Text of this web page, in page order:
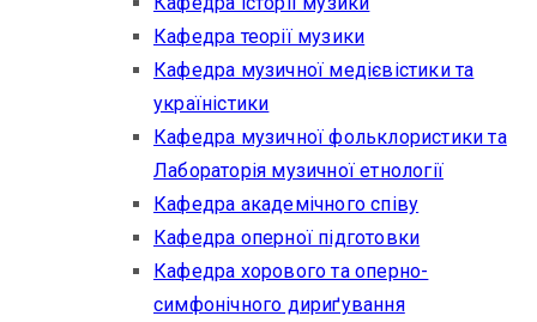
Кафедра теорії музики
Кафедра музичної медієвістики та
україністики
Кафедра музичної фольклористики та
Лабораторія музичної етнології
Кафедра академічного співу
Кафедра оперної підготовки
Кафедра хорового та оперно-
симфонічного дириґування